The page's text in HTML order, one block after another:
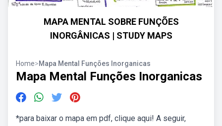
MAPA MENTAL SOBRE FUNÇÕES
INORGÂNICAS | STUDY MAPS
Home>Mapa Mental Funções Inorganicas
Mapa Mental Funções Inorganicas
*para baixar o mapa em pdf, clique aqui! A seguir,